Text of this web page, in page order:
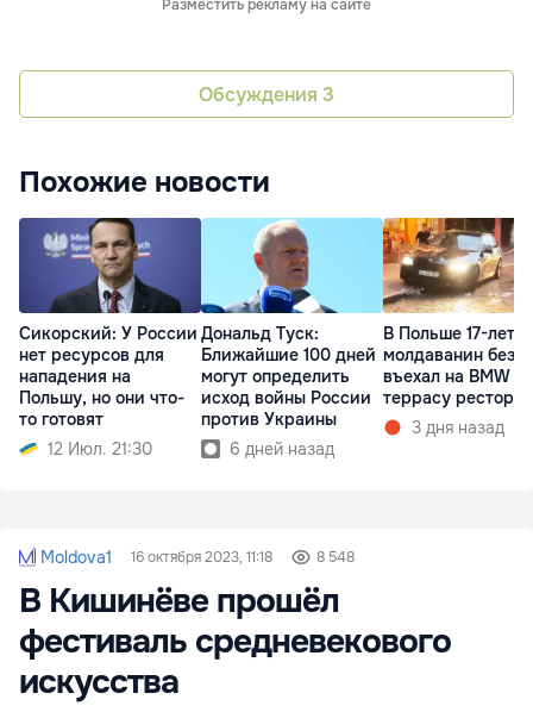
Разместить рекламу на сайте
Обсуждения 3
Похожие новости
Сикорский: У России
нет ресурсов для
нападения на
Польшу, но они что-
то готовят
12 Июл. 21:30
Дональд Туск:
Ближайшие 100 дней
могут определить
исход войны России
против Украины
6 дней назад
В Польше 17-
молдаванин без
въехал на BMW в
террасу
3 дня назад
Moldova1 16 октября 2023, 11:18 8 548
В Кишинёве прошёл
фестиваль средневекового
искусства